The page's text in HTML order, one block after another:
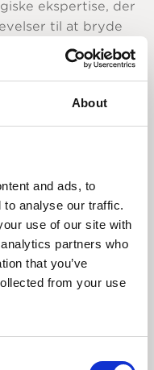
About
and ads, to
to analyse our traffic.
use of our site with
partners who
that you’ve
from your use
ekspertise, der
til at bryde
tjenester i
muligheden for at
(IT- og
end selve e-
Dette skyldes flere
af
bankkonto, og på
halvdelen af
Brasilien en